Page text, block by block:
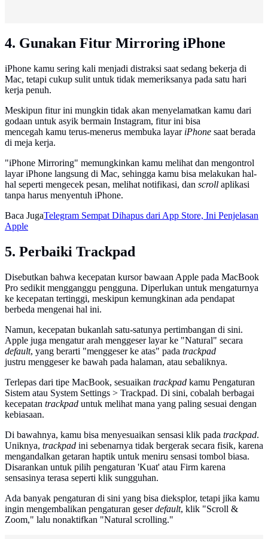
4. Gunakan Fitur Mirroring iPhone
iPhone kamu sering kali menjadi distraksi saat sedang bekerja di
Mac, tetapi cukup sulit untuk tidak memeriksanya pada satu hari
kerja penuh.
Meskipun fitur ini mungkin tidak akan menyelamatkan kamu dari
godaan untuk asyik bermain Instagram, fitur ini bisa
mencegah kamu terus-menerus membuka layar iPhone saat berada
di meja kerja.
"iPhone Mirroring" memungkinkan kamu melihat dan mengontrol
layar iPhone langsung di Mac, sehingga kamu bisa melakukan hal-
hal seperti mengecek pesan, melihat notifikasi, dan scroll aplikasi
tanpa harus menyentuh iPhone.
Baca JugaTelegram Sempat Dihapus dari App Store, Ini Penjelasan
Apple
5. Perbaiki Trackpad
Disebutkan bahwa kecepatan kursor bawaan Apple pada MacBook
Pro sedikit mengganggu pengguna. Diperlukan untuk mengaturnya
ke kecepatan tertinggi, meskipun kemungkinan ada pendapat
berbeda mengenai hal ini.
Namun, kecepatan bukanlah satu-satunya pertimbangan di sini.
Apple juga mengatur arah menggeser layar ke "Natural" secara
default, yang berarti "menggeser ke atas" pada trackpad
justru menggeser ke bawah pada halaman, atau sebaliknya.
Terlepas dari tipe MacBook, sesuaikan trackpad kamu Pengaturan
Sistem atau System Settings > Trackpad. Di sini, cobalah berbagai
kecepatan trackpad untuk melihat mana yang paling sesuai dengan
kebiasaan.
Di bawahnya, kamu bisa menyesuaikan sensasi klik pada trackpad.
Uniknya, trackpad ini sebenarnya tidak bergerak secara fisik, karena
mengandalkan getaran haptik untuk meniru sensasi tombol biasa.
Disarankan untuk pilih pengaturan 'Kuat' atau Firm karena
sensasinya terasa seperti klik sungguhan.
Ada banyak pengaturan di sini yang bisa dieksplor, tetapi jika kamu
ingin mengembalikan pengaturan geserdefault, klik "Scroll &
Zoom," lalu nonaktifkan "Natural scrolling."